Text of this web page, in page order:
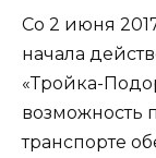
Со 2 июня
начала
«Тройка-
возможность
транспорте